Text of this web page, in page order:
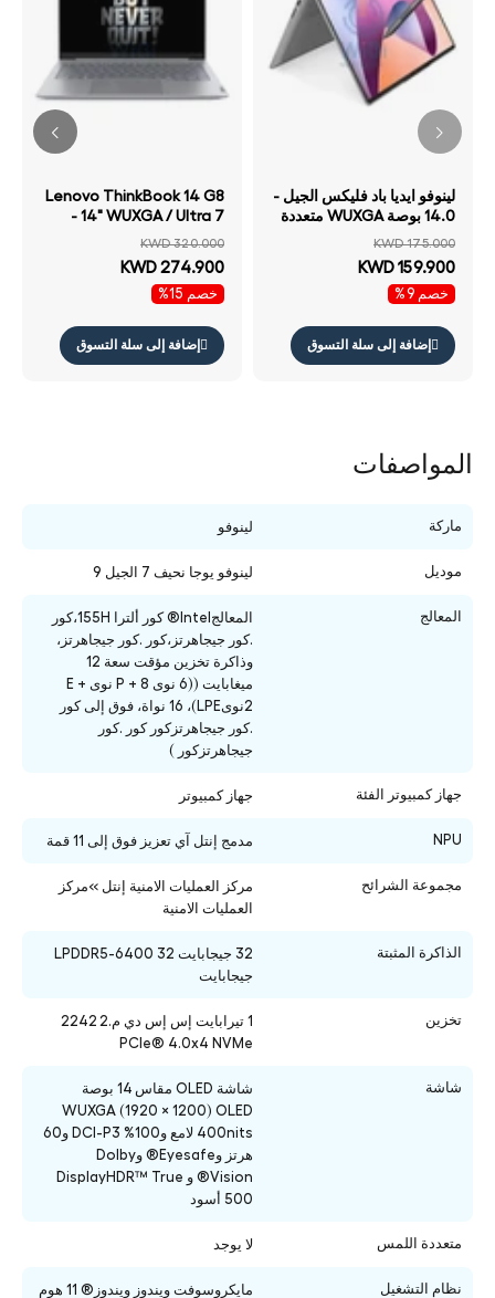
لينوفو ايديا باد فليكس الجيل -
14.0 بوصة WUXGA متعددة
رمادي لابتوب
KWD 175.000
KWD 159.900
خصم 9%
إضافة إلى سلة التسوق
Lenovo ThinkBook 14 G8
- 14" WUXGA / Ultra 7
(Without OS) / 1YW /
Arabic/English With
Toploader
KWD 320.000
KWD 274.900
خصم 15%
إضافة إلى سلة التسوق
المواصفات
ماركة لينوفو
موديل لينوفو يوجا نحيف 7 الجيل 9
المعالج المعالج Intel® كور ألترا 155H،
كور
.كور جيجاهرتز،كور .كور جيجاهرتز،
وذاكرة تخزين مؤقت سعة 12
ميغابايت ((
6 نوى P + 8 نوى E +
2نوىLPE
)، 16 نواة، فوق إلى كور
.كور جيجاهرتزكور كور .كور
جيجاهرتزكور )
جهاز كمبيوتر الفئة جهاز كمبيوتر
NPU مدمج إنتل آي تعزيز فوق إلى 11 قمة
مجموعة الشرائح
مركز العمليات الامنية إنتل »مركز
العمليات الامنية
الذاكرة المثبتة
32 جيجابايت LPDDR5-6400 32
جيجابايت
تخزين
1 تيرابايت إس إس دي م.2 2242
PCIe® 4.0x4 NVMe
شاشة
شاشة OLED مقاس 14 بوصة
WUXGA (1920 × 1200) OLED
400nits لامع و100% DCI-P3 و60
هرتز وEyesafe® وDolby
Vision® و DisplayHDR™ True
500 أسود
متعددة اللمس لا يوجد
نظام التشغيل
مايكروسوفت ويندوز ويندوز® 11 هوم